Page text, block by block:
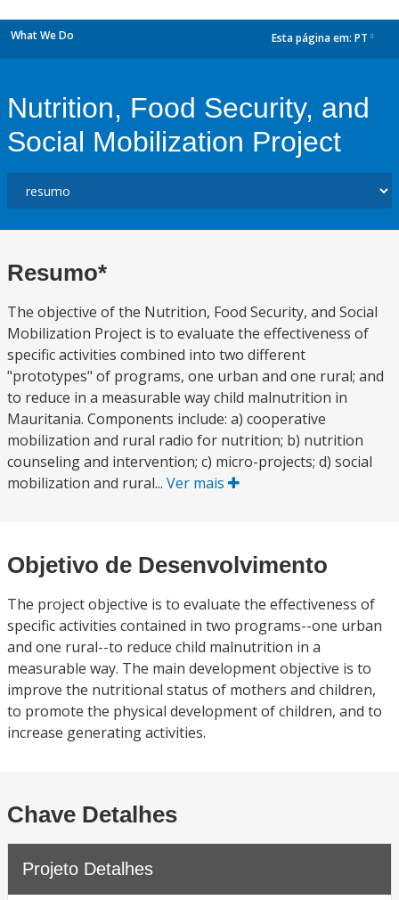
What We Do Esta página em: PT
Nutrition, Food Security, and
Social Mobilization Project
Resumo*
The objective of the Nutrition, Food Security, and Social
Mobilization Project is to evaluate the effectiveness of
specific activities combined into two different
"prototypes" of programs, one urban and one rural; and
to reduce in a measurable way child malnutrition in
Mauritania. Components include: a) cooperative
mobilization and rural radio for nutrition; b) nutrition
counseling and intervention; c) micro-projects; d) social
mobilization and rural... Ver mais
Objetivo de Desenvolvimento
The project objective is to evaluate the effectiveness of
specific activities contained in two programs--one urban
and one rural--to reduce child malnutrition in a
measurable way. The main development objective is to
improve the nutritional status of mothers and children,
to promote the physical development of children, and to
increase generating activities.
Chave Detalhes
Projeto Detalhes